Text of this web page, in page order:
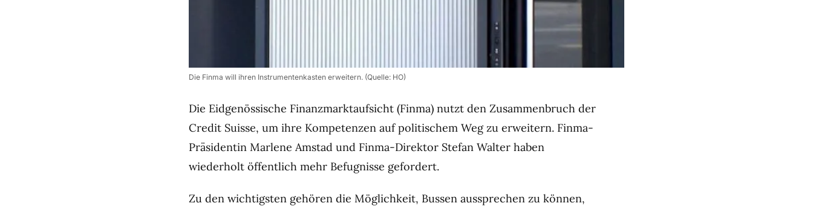
Die Finma will ihren Instrumentenkasten erweitern. (Quelle: HO)
Die Eidgenössische Finanzmarktaufsicht (Finma) nutzt den Zusammenbruch der
Credit Suisse, um ihre Kompetenzen auf politischem Weg zu erweitern. Finma-
Präsidentin Marlene Amstad und Finma-Direktor Stefan Walter haben
wiederholt öffentlich mehr Befugnisse gefordert.
Zu den wichtigsten gehören die Möglichkeit, Bussen aussprechen zu können,